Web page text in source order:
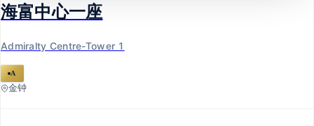
海富中心一座
Admiralty Centre-Tower 1
海富中心一座
Admiralty Centre-Tower 1
A
金钟